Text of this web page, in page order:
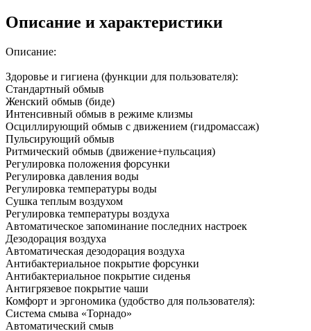
Описание и характеристики
Описание:
Здоровье и гигиена (функции для пользователя):
Стандартный обмыв
Женский обмыв (биде)
Интенсивный обмыв в режиме клизмы
Осциллирующий обмыв с движением (гидромассаж)
Пульсирующий обмыв
Ритмический обмыв (движение+пульсация)
Регулировка положения форсунки
Регулировка давления воды
Регулировка температуры воды
Сушка теплым воздухом
Регулировка температуры воздуха
Автоматическое запоминание последних настроек
Дезодорация воздуха
Автоматическая дезодорация воздуха
Антибактериальное покрытие форсунки
Антибактериальное покрытие сиденья
Антигрязевое покрытие чаши
Комфорт и эргономика (удобство для пользователя):
Система смыва «Торнадо»
Автоматический смыв